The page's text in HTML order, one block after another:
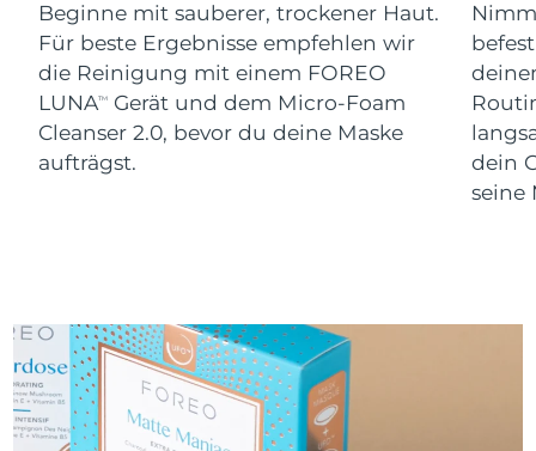
Beginne mit sauberer, trockener Haut.
Für beste Ergebnisse empfehlen wir
die Reinigung mit einem FOREO
LUNATM
Gerät und dem Micro-Foam
Cleanser 2.0, bevor du deine Maske
aufträgst.
dein
seine